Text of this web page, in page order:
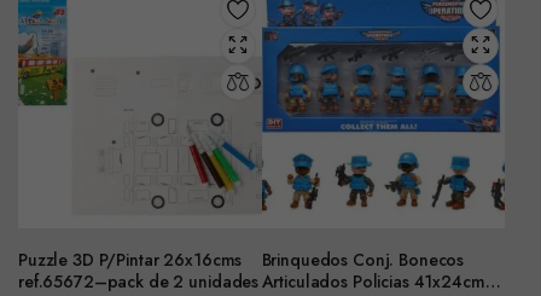
Puzzle 3D P/Pintar 26x16cms
ref.65672–pack de 2 unidades
Brinquedos Conj. Bonecos
Articulados Policias 41x24cms